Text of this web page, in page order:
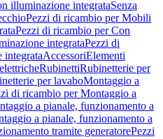
illuminazione integrataSenza
Pezzi di ricambio per Mobili
Pezzi di ricambio per Con
integrataPezzi di
integrataAccessoriElementi
RubinettiRubinetterie per
per lavaboMontaggio a
di ricambio per Montaggio a
a pianale, funzionamento a
a pianale, funzionamento a
tramite generatorePezzi